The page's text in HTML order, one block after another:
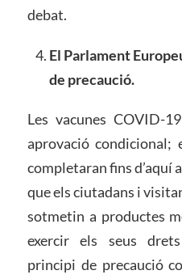
debat.
El Parlament
de precaució.
Les vacunes COVID-
aprovació condicional;
completaran fins d’aquí
que els ciutadans i
sotmetin a productes
exercir els seus
principi de precaució